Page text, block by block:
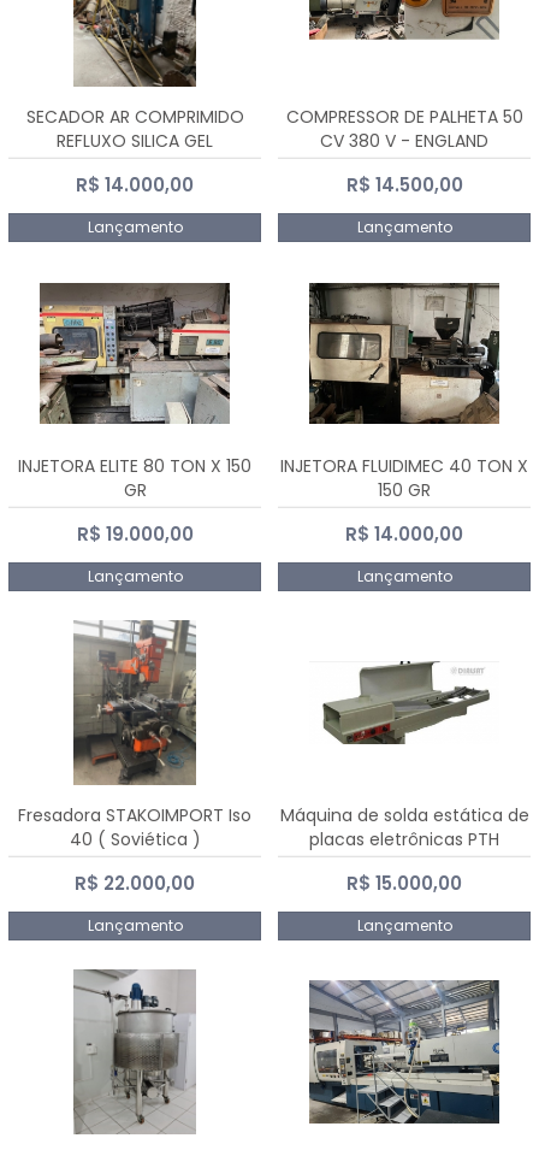
SECADOR AR COMPRIMIDO
REFLUXO SILICA GEL
R$ 14.000,00
Lançamento
COMPRESSOR DE PALHETA 50
CV 380 V - ENGLAND
R$ 14.500,00
Lançamento
INJETORA ELITE 80 TON X 150
GR
R$ 19.000,00
Lançamento
INJETORA FLUIDIMEC 40 TON X
150 GR
R$ 14.000,00
Lançamento
Fresadora STAKOIMPORT Iso
40 ( Soviética )
R$ 22.000,00
Lançamento
Máquina de solda estática de
placas eletrônicas PTH
DIALSAT
R$ 15.000,00
Lançamento